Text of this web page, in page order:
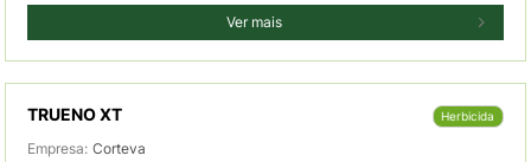
Ver mais
TRUENO XT Herbicida
Empresa: Corteva